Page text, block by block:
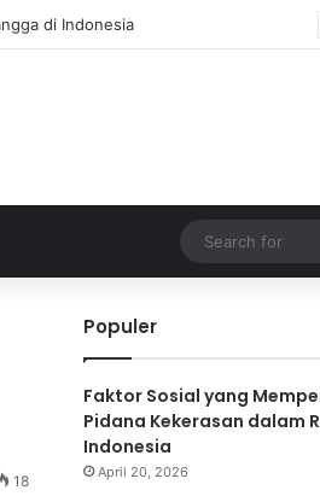
18
Populer
Faktor Sosial yang
Pidana Kekerasan dalam
Indonesia
April 20, 2026